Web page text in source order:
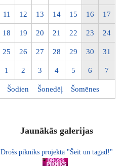
11 12 13 14 15 16 17
18 19 20 21 22 23 24
25 26 27 28 29 30 31
1 2 3 4 5 6 7
Šodien Šonedēļ Šomēnes
Jaunākās galerijas
Drošs pikniks projektā "Šeit un tagad!"